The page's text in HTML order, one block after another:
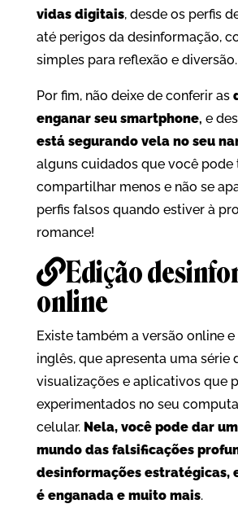
vidas digitais, desde os perfis
até perigos da desinformação,
simples para reflexão e diversão.
Por fim, não deixe de conferir as
enganar seu smartphone, e
está segurando vela no seu
alguns cuidados que você pode
compartilhar menos e não se
perfis falsos quando estiver à
romance!
Edição
online
Existe também a versão online
inglês, que apresenta uma série
visualizações e aplicativos que
experimentados no seu
celular. Nela, você pode dar
mundo das falsificações
desinformações estratégicas,
é enganada e muito mais.